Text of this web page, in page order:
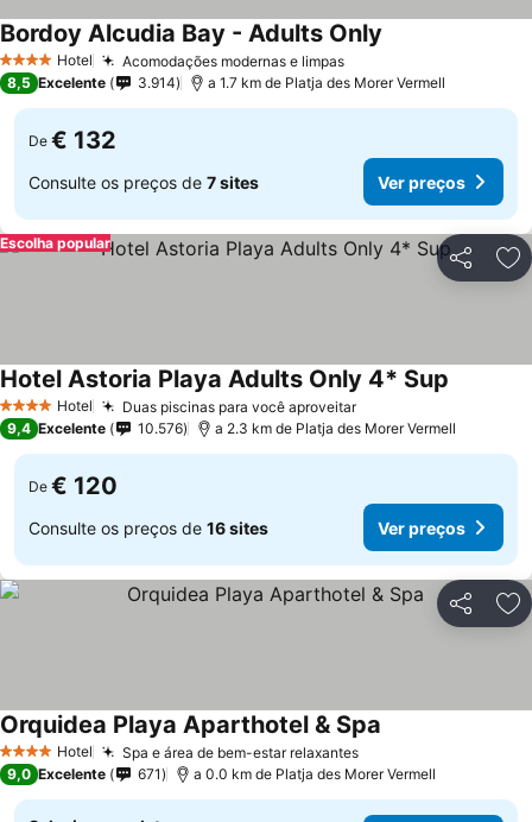
4 EstrelasHotel Acomodações modernas e limpas
Bordoy Alcudia Bay - Adults Only
8,5 Excelente 3.914 a 1.7 km de Platja des Morer Vermell
De € 132
Consulte os preços de 7 sites Ver preços
Partilhar
Escolha popular
4 EstrelasHotel Duas piscinas para você aproveitar
Hotel Astoria Playa Adults Only 4* Sup
9,4 Excelente 10.576 a 2.3 km de Platja des Morer Vermell
De € 120
Consulte os preços de 16 sites Ver preços
Partilhar
4 EstrelasHotel Spa e área de bem-estar relaxantes
Orquidea Playa Aparthotel & Spa
9,0 Excelente 671 a 0.0 km de Platja des Morer Vermell